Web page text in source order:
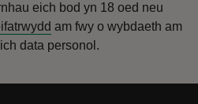
eich bod yn 18 oed neu
am fwy o wybdaeth am
data personol.